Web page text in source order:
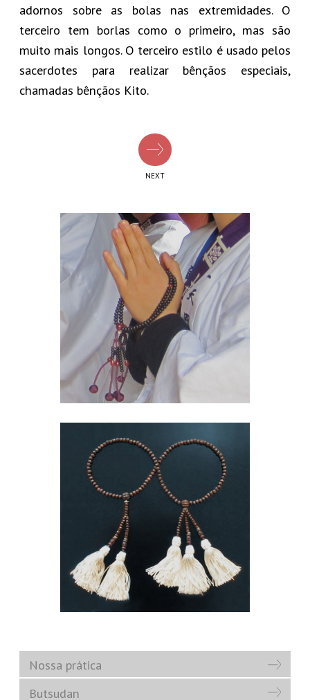
Nossa prática
Butsudan
adornos sobre as bolas nas extremidades. O
terceiro tem borlas como o primeiro, mas são
muito mais longos. O terceiro estilo é usado pelos
sacerdotes para realizar bênçãos especiais,
chamadas bênçãos Kito.
NEXT